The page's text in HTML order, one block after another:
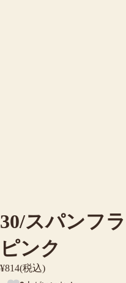
30/スパンフ
ピンク
¥814(税込)